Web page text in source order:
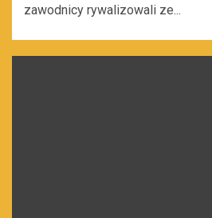
zawodnicy rywalizowali ze...